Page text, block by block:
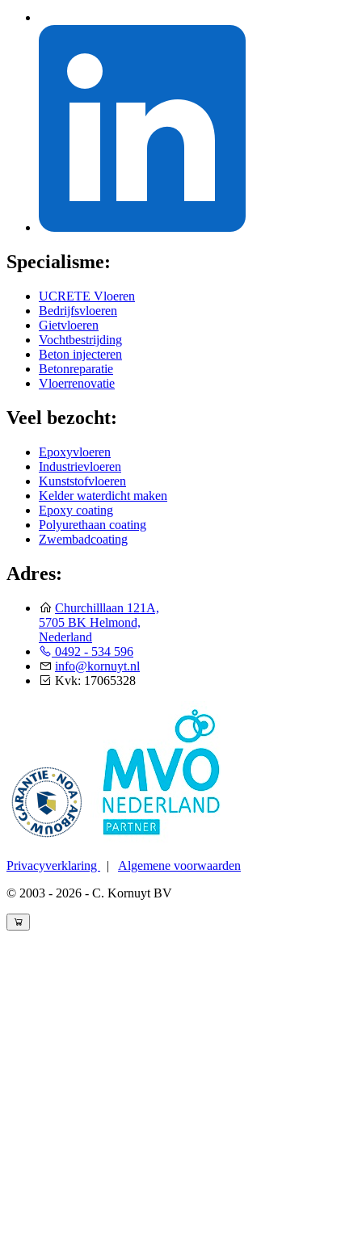
Specialisme:
UCRETE Vloeren
Bedrijfsvloeren
Gietvloeren
Vochtbestrijding
Beton injecteren
Betonreparatie
Vloerrenovatie
Veel bezocht:
Epoxyvloeren
Industrievloeren
Kunststofvloeren
Kelder waterdicht maken
Epoxy coating
Polyurethaan coating
Zwembadcoating
Adres:
Churchilllaan 121A,
5705 BK Helmond,
Nederland
0492 - 534 596
info@kornuyt.nl
Kvk: 17065328
Privacyverklaring | Algemene voorwaarden
© 2003 - 2026 - C. Kornuyt BV